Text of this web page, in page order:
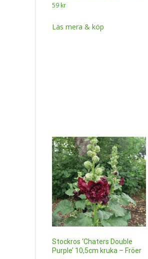
59 kr
Läs mera & köp
Stockros ‘Chaters Double
Purple’ 10,5cm kruka – Fröer